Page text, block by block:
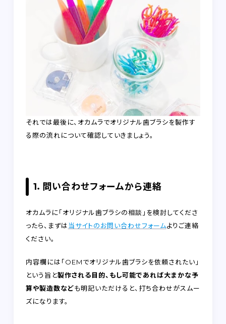
それでは最後に、オカムラでオリジナル歯ブラシを製作す
る際の流れについて確認していきましょう。
1．問い合わせフォームから連絡
オカムラに「オリジナル歯ブラシの相談」を検討してくださ
ったら、まずは当サイトのお問い合わせフォームよりご連絡
ください。
内容欄には「OEMでオリジナル歯ブラシを依頼されたい」
という旨と製作される目的、もし可能であれば大まかな予
算や製造数なども明記いただけると、打ち合わせがスムー
ズになります。